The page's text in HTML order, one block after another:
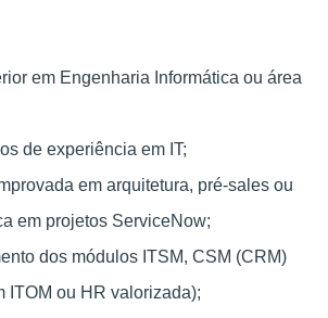
em Engenharia Informática ou área
de experiência em IT;
em arquitetura, pré‑sales ou
em projetos ServiceNow;
dos módulos ITSM, CSM (CRM)
ITOM ou HR valorizada);